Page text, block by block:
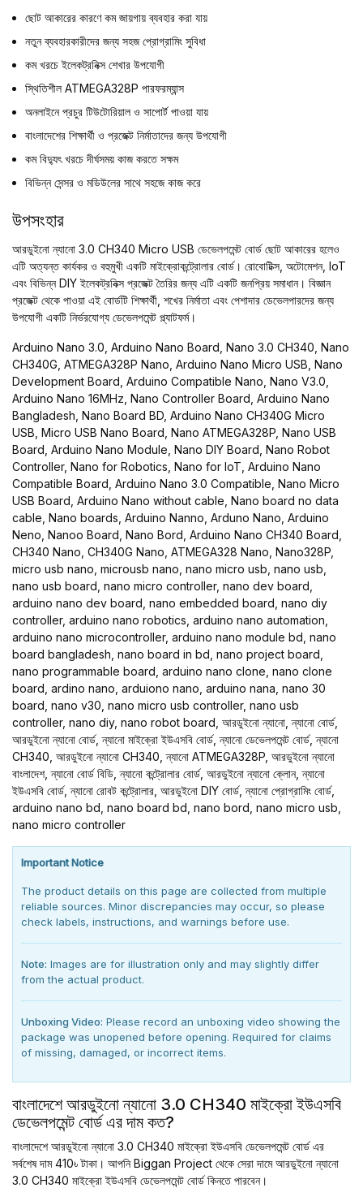
ছোট আকারের কারণে কম জায়গায় ব্যবহার করা যায়
নতুন ব্যবহারকারীদের জন্য সহজ প্রোগ্রামিং সুবিধা
কম খরচে ইলেকট্রনিক্স শেখার উপযোগী
স্থিতিশীল ATMEGA328P পারফরম্যান্স
অনলাইনে প্রচুর টিউটোরিয়াল ও সাপোর্ট পাওয়া যায়
বাংলাদেশের শিক্ষার্থী ও প্রজেক্ট নির্মাতাদের জন্য উপযোগী
কম বিদ্যুৎ খরচে দীর্ঘসময় কাজ করতে সক্ষম
বিভিন্ন সেন্সর ও মডিউলের সাথে সহজে কাজ করে
উপসংহার
আরডুইনো ন্যানো 3.0 CH340 Micro USB ডেভেলপমেন্ট বোর্ড ছোট আকারের হলেও
এটি অত্যন্ত কার্যকর ও বহুমুখী একটি মাইক্রোকন্ট্রোলার বোর্ড। রোবোটিক্স, অটোমেশন, IoT
এবং বিভিন্ন DIY ইলেকট্রনিক্স প্রজেক্ট তৈরির জন্য এটি একটি জনপ্রিয় সমাধান। বিজ্ঞান
প্রজেক্ট থেকে পাওয়া এই বোর্ডটি শিক্ষার্থী, শখের নির্মাতা এবং পেশাদার ডেভেলপারদের জন্য
উপযোগী একটি নির্ভরযোগ্য ডেভেলপমেন্ট প্ল্যাটফর্ম।
Arduino Nano 3.0, Arduino Nano Board, Nano 3.0 CH340, Nano
CH340G, ATMEGA328P Nano, Arduino Nano Micro USB, Nano
Development Board, Arduino Compatible Nano, Nano V3.0,
Arduino Nano 16MHz, Nano Controller Board, Arduino Nano
Bangladesh, Nano Board BD, Arduino Nano CH340G Micro
USB, Micro USB Nano Board, Nano ATMEGA328P, Nano USB
Board, Arduino Nano Module, Nano DIY Board, Nano Robot
Controller, Nano for Robotics, Nano for IoT, Arduino Nano
Compatible Board, Arduino Nano 3.0 Compatible, Nano Micro
USB Board, Arduino Nano without cable, Nano board no data
cable, Nano boards, Arduino Nanno, Arduno Nano, Arduino
Neno, Nanoo Board, Nano Bord, Arduino Nano CH340 Board,
CH340 Nano, CH340G Nano, ATMEGA328 Nano, Nano328P,
micro usb nano, microusb nano, nano micro usb, nano usb,
nano usb board, nano micro controller, nano dev board,
arduino nano dev board, nano embedded board, nano diy
controller, arduino nano robotics, arduino nano automation,
arduino nano microcontroller, arduino nano module bd, nano
board bangladesh, nano board in bd, nano project board,
nano programmable board, arduino nano clone, nano clone
board, ardino nano, arduiono nano, arduino nana, nano 30
board, nano v30, nano micro usb controller, nano usb
controller, nano diy, nano robot board, আরডুইনো ন্যানো, ন্যানো বোর্ড,
আরডুইনো ন্যানো বোর্ড, ন্যানো মাইক্রো ইউএসবি বোর্ড, ন্যানো ডেভেলপমেন্ট বোর্ড, ন্যানো
CH340, আরডুইনো ন্যানো CH340, ন্যানো ATMEGA328P, আরডুইনো ন্যানো
বাংলাদেশ, ন্যানো বোর্ড বিডি, ন্যানো কন্ট্রোলার বোর্ড, আরডুইনো ন্যানো ক্লোন, ন্যানো
ইউএসবি বোর্ড, ন্যানো রোবট কন্ট্রোলার, আরডুইনো DIY বোর্ড, ন্যানো প্রোগ্রামিং বোর্ড,
arduino nano bd, nano board bd, nano bord, nano micro usb,
nano micro controller
Important Notice
The product details on this page are collected from multiple
reliable sources. Minor discrepancies may occur, so please
check labels, instructions, and warnings before use.
Note: Images are for illustration only and may slightly differ
from the actual product.
Unboxing Video: Please record an unboxing video showing the
package was unopened before opening. Required for claims
of missing, damaged, or incorrect items.
বাংলাদেশে আরডুইনো ন্যানো 3.0 CH340 মাইক্রো ইউএসবি
ডেভেলপমেন্ট বোর্ড এর দাম কত?
বাংলাদেশে আরডুইনো ন্যানো 3.0 CH340 মাইক্রো ইউএসবি ডেভেলপমেন্ট বোর্ড এর
সর্বশেষ দাম 410৳ টাকা। আপনি Biggan Project থেকে সেরা দামে আরডুইনো ন্যানো
3.0 CH340 মাইক্রো ইউএসবি ডেভেলপমেন্ট বোর্ড কিনতে পারবেন।